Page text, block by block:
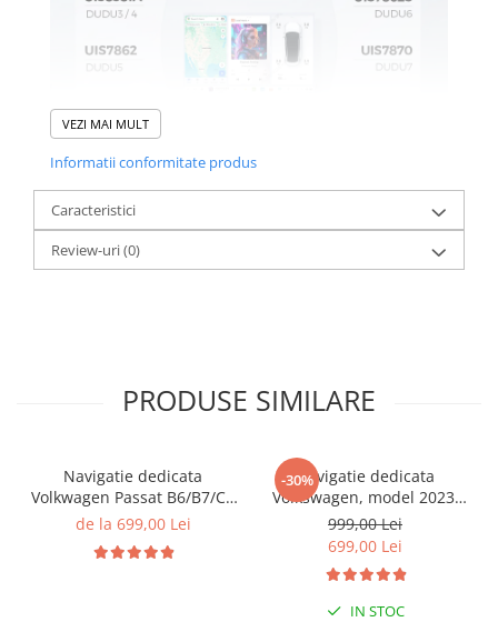
VEZI MAI MULT
Informatii conformitate produs
Caracteristici
Review-uri(0)
PRODUSE SIMILARE
Navigatie dedicata
Volkwagen Passat B6/B7/CC
Gri, 4GB RAM 64GB ROM,
Display QLED 10", DSP,
de la 699,00 Lei
-30%Navigatie dedicata
Volkswagen, model 2023,
4GB RAM 64GB ROM,
Quadcore, Android 14,
Display QLED 7", DSP,
Carplay&Android Auto,
Suport camere AHD
999,00 Lei
699,00 Lei
IN STOC